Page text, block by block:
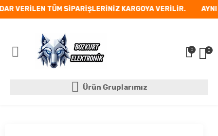
VERİLEN TÜM SİPARİŞLERİNİZ KARGOYA VERİLİR. AYNI
Mobil Menü
0 0
Ürün Gruplarımız
Ürün Gruplarımız